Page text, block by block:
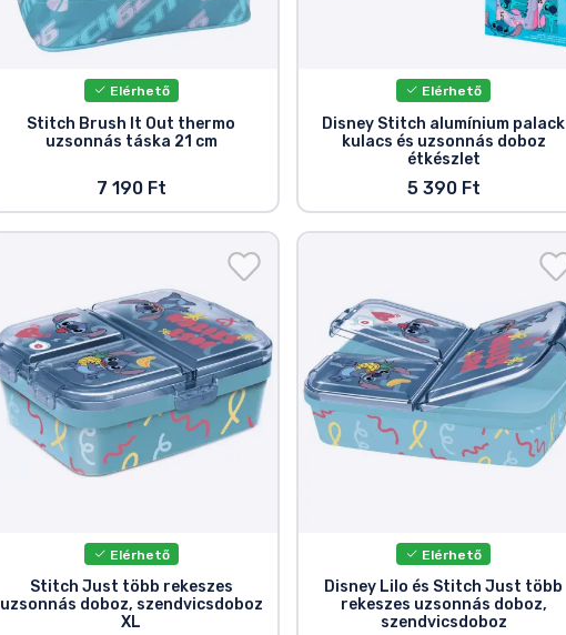
Elérhető
Stitch Brush It Out thermo
uzsonnás táska 21 cm
7 190 Ft
Elérhető
Disney Stitch alumínium palack
kulacs és uzsonnás doboz
étkészlet
5 390 Ft
Elérhető
Stitch Just több rekeszes
uzsonnás doboz, szendvicsdoboz
XL
Elérhető
Disney Lilo és Stitch Just több
rekeszes uzsonnás doboz,
szendvicsdoboz